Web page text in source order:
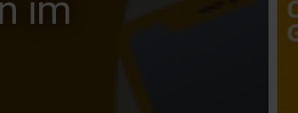
im